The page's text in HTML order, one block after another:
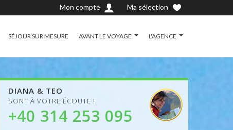
Ma sélection
Mon compte
SÉJOUR SUR MESURE AVANT LE VOYAGE L'AGENCE
DIANA & TEO
SONT À VOTRE ÉCOUTE !
+40 314 253 095